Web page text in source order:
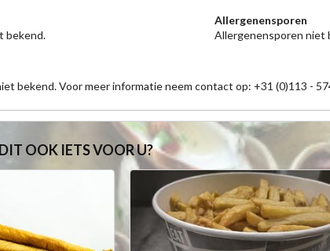
bekend.
Allergenensporen
Allergenensporen niet
bekend. Voor meer informatie neem contact op: +31 (0)113 -
OOK IETS VOOR U?